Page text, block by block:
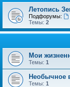
Летопись
Подфорумы:
Темы: 2
Мои
Темы: 1
Необычное
Темы: 1